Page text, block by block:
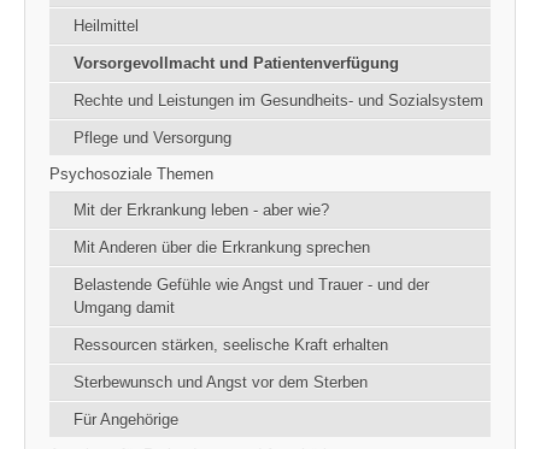
Heilmittel
Vorsorgevollmacht und Patientenverfügung
Rechte und Leistungen im Gesundheits- und Sozialsystem
Pflege und Versorgung
Psychosoziale Themen
Mit der Erkrankung leben - aber wie?
Mit Anderen über die Erkrankung sprechen
Belastende Gefühle wie Angst und Trauer - und der
Umgang damit
Ressourcen stärken, seelische Kraft erhalten
Sterbewunsch und Angst vor dem Sterben
Für Angehörige